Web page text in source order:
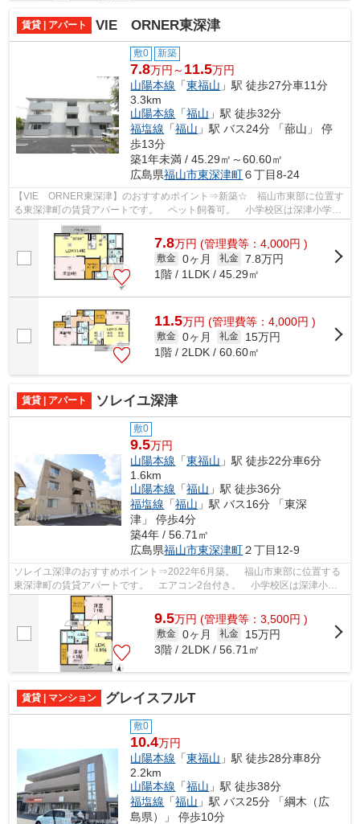
賃貸 | アパート VIE ORNER東深津
敷0 新築
7.8万円～ 11.5万円
山陽本線 「東福山 」駅 徒歩27分車11分
3.3km
山陽本線 「福山 」駅 徒歩32分
福塩線 「福山 」駅 バス24分 「蔀山」 停
歩13分
築1年未満 / 45.29㎡～60.60㎡
広島県福山市東深津町６丁目8-24
【VIE ORNER東深津】のおすすめポイント⇒新築☆ 福山市東部に位置す
る東深津町の賃貸アパートです。 ペット飼養可。 小学校区は深津小学校
です！ 徒歩約7分のところにはコンビニエ...
7.8万円 (管理費等：4,000円 )
敷金 0ヶ月 礼金 7.8万円
1階 / 1LDK / 45.29㎡
11.5万円 (管理費等：4,000円 )
敷金 0ヶ月 礼金
15万円
1階 / 2LDK / 60.60㎡
賃貸 | アパート ソレイユ深津
敷0
9.5万円
山陽本線 「東福山 」駅 徒歩22分車6分
1.6km
山陽本線 「福山 」駅 徒歩36分
福塩線 「福山 」駅 バス16分 「東深
津」 停歩4分
築4年 / 56.71㎡
広島県福山市東深津町２丁目12-9
ソレイユ深津のおすすめポイント⇒2022年6月築。 福山市東部に位置する
東深津町の賃貸アパートです。 エアコン2台付き。 小学校区は深津小学
校です！ 徒歩約3分のところにはコンビ...
9.5万円 (管理費等：3,500円 )
敷金 0ヶ月 礼金
15万円
3階 / 2LDK / 56.71㎡
賃貸 | マンション グレイスフルT
敷0
10.4万円
山陽本線 「東福山 」駅 徒歩28分車8分
2.2km
山陽本線 「福山 」駅 徒歩38分
福塩線 「福山 」駅 バス25分 「綱木（広
島県）」 停歩10分